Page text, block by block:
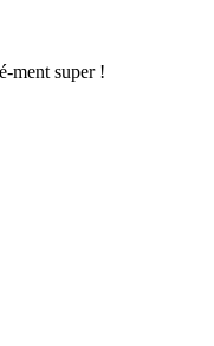
ment super !